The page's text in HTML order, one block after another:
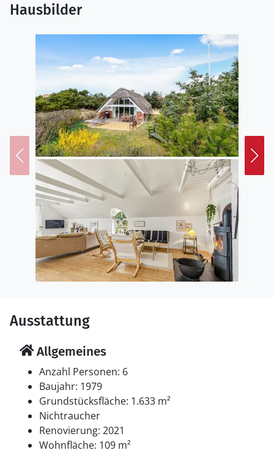
Hausbilder
Ausstattung
Allgemeines
Anzahl Personen: 6
Baujahr: 1979
Grundstücksfläche: 1.633 m²
Nichtraucher
Renovierung: 2021
Wohnfläche: 109 m²